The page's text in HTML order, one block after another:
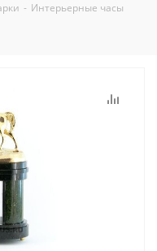
- Интерьерные часы